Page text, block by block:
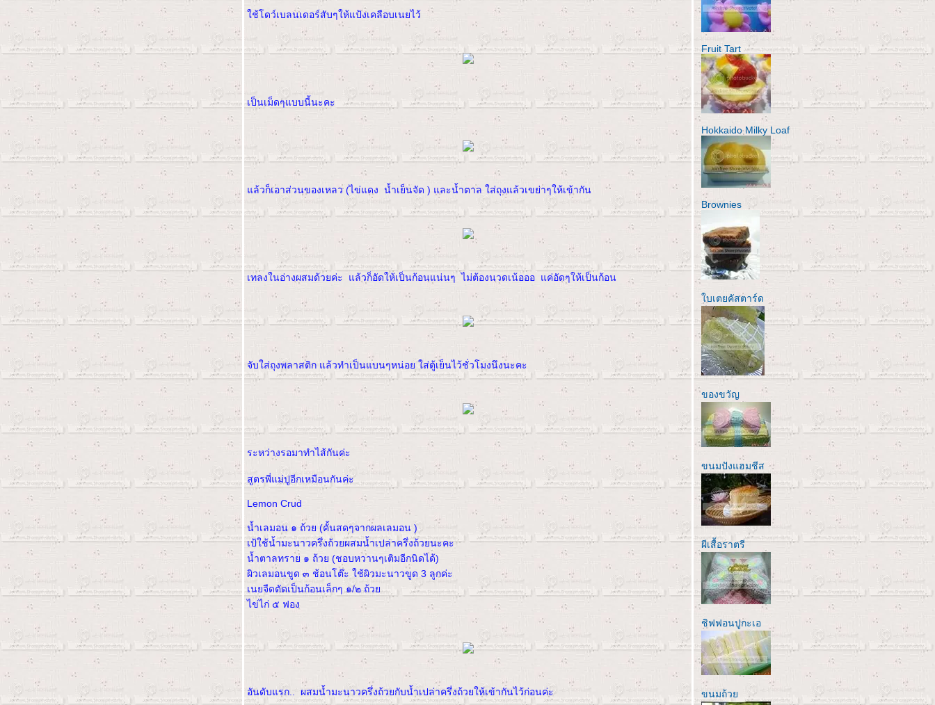
Ab Psy ReinDEAR++ จ้า
"ชิฟฟอนปูกะเอ" ส่งการบ้านพี่มด
มนุษย์ไฟฟ้าสีชมพูค่ะ
จะไปกับแสงสี ด้วยปีกที่สวยๆ.... ให้
เหมือน "ผีเสื้อราตรี"
"ขนมปังแฮมชีส"... ส่งการบ้านแม่
เนื้อนุ่ม..พี่มดชมพูค่ะ
เกิดน้องปันส์ปันส์
"ใบเตยคัสตาร์ดเค้ก" ....
"Brownies" ... ง่ายกว่านี้มีอีกป่าว
" Fruit Tart " .... ส่งการบ้านแม่ปู
ขาเก ครั้งแรกเลยค่า
Hokkaido Milky Loaf ..... ส่ง
Very Vanilla Cupcake... (สอนคุณ
ม่เพื่อนๆโมอายบีบครีม)
มามะ.... มาทำดอกไม้ไว้แต่งหน้า
คัพเค้กกันเถอะจ้า
ชูครีม... อร่อยระดับโลกกกกก
ช้โดว์เบลนเดอร์สับๆให้แป้งเคลือบเนยไว้
เป็นเม็ดๆแบบนี้นะคะ
ล้วก็เอาส่วนของเหลว (ไข่แดง น้ำเย็นจัด ) และน้ำตาล ใส่ถุงแล้วเขย่าๆให้เข้ากัน
เทลงในอ่างผสมด้วยค่ะ แล้วก็อัดให้เป็นก้อนแน่นๆ ไม่ต้องนวดเน้อออ แค่อัดๆให้เป็นก้อน
จับใส่ถุงพลาสติก แล้วทำเป็นแบนๆหน่อย ใส่ตู้เย็นไว้ชั่วโมงนึงนะคะ
ระหว่างรอมาทำไส้กันค่ะ
สูตรพี่แม่ปูอีกเหมือนกันค่ะ
Lemon Crud
น้ำเลมอน ๑ ถ้วย (คั้นสดๆจากผลเลมอน )
เป้ใช้น้ำมะนาวครึ่งถ้วยผสมน้ำเปล่าครึ่งถ้วยนะคะ
น้ำตาลทราย ๑ ถ้วย (ชอบหวานๆเติมอีกนิดได้)
ผิวเลมอนขูด ๓ ช้อนโต๊ะ ใช้ผิวมะนาวขูด 3 ลูกค่ะ
เนยจืดตัดเป็นก้อนเล็กๆ ๑/๒ ถ้ว
ไข่ไก่ ๕ ฟอง
อันดับแรก.. ผสมน้ำมะนาวครึ่งถ้วยกับน้ำเปล่าครึ่งถ้วยให้เข้ากันไว้ก่อนค่ะ
Fruit Tart
Hokkaido Milky Loaf
Brownies
บเตยคัสตาร์ด
ของขวัญ
ขนมปังแฮมชีส
ผีเสื้อราตรี
ชิฟฟอนปูกะเอ
ขนมถ้ว